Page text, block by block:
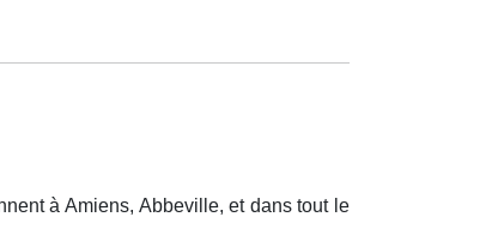
à Amiens, Abbeville, et dans tout le